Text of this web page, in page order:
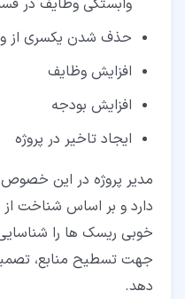
وابستگی وظایف در
حذف شدن یکسری از
افزایش وظایف
افزایش بودجه
ایجاد تاخیر در پروژه
مدیر پروژه در این
دارد و بر اساس شناخت از
خوبی ریسک ها را
جهت تسطیح منابع،
دهد.